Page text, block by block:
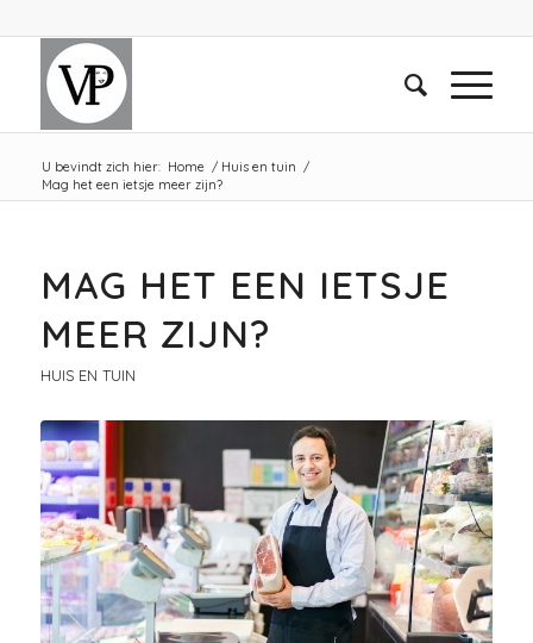
U bevindt zich hier: Home / Huis en tuin /
Mag het een ietsje meer zijn?
MAG HET EEN IETSJE
MEER ZIJN?
HUIS EN TUIN